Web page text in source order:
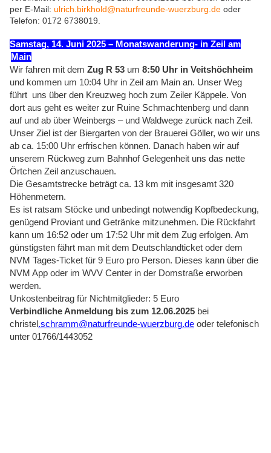
per E-Mail: ulrich.birkhold@naturfreunde-wuerzburg.de oder
Telefon: 0172 6738019.
Samstag, 14. Juni 2025 – Monatswanderung- in Zeil am
Main
Wir fahren mit dem Zug R 53 um 8:50 Uhr in Veitshöchheim
und kommen um 10:04 Uhr in Zeil am Main an. Unser Weg
führt uns über den Kreuzweg hoch zum Zeiler Käppele. Von
dort aus geht es weiter zur Ruine Schmachtenberg und dann
auf und ab über Weinbergs – und Waldwege zurück nach Zeil.
Unser Ziel ist der Biergarten von der Brauerei Göller, wo wir uns
ab ca. 15:00 Uhr erfrischen können. Danach haben wir auf
unserem Rückweg zum Bahnhof Gelegenheit uns das nette
Örtchen Zeil anzuschauen.
Die Gesamtstrecke beträgt ca. 13 km mit insgesamt 320
Höhenmetern.
Es ist ratsam Stöcke und unbedingt notwendig Kopfbedeckung,
genügend Proviant und Getränke mitzunehmen. Die Rückfahrt
kann um 16:52 oder um 17:52 Uhr mit dem Zug erfolgen. Am
günstigsten fährt man mit dem Deutschlandticket oder dem
NVM Tages-Ticket für 9 Euro pro Person. Dieses kann über die
NVM App oder im WVV Center in der Domstraße erworben
werden.
Unkostenbeitrag für Nichtmitglieder: 5 Euro
Verbindliche Anmeldung bis zum 12.06.2025 bei
christel .schramm@naturfreunde-wuerzburg.de oder telefonisch
unter 01766/1443052